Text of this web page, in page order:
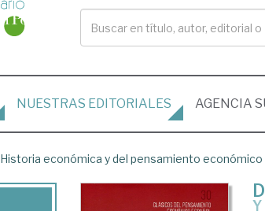
NUESTRAS EDITORIALES AGENCIA
Historia económica y del pensamiento económico